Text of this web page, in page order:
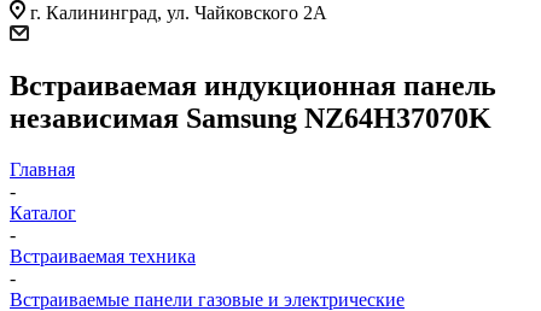
г. Калининград, ул. Чайковского 2А
Встраиваемая индукционная панель
независимая Samsung NZ64H37070K
Главная
-
Каталог
-
Встраиваемая техника
-
Встраиваемые панели газовые и электрические